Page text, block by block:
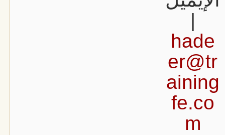
|
hade
er@tr
aining
fe.co
m